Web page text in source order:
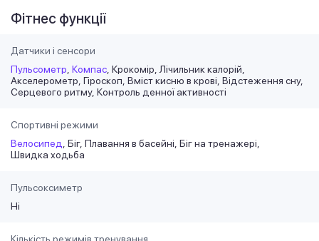
Фітнес функції
Датчики і сенсори
Пульсометр Компас Крокомір Лічильник калорій
Акселерометр Гіроскоп Вміст кисню в крові Відстеження сну
Серцевого ритму Контроль денної активності
Спортивні режими
Велосипед
Біг Плавання в басейні Біг на тренажері
Швидка ходьба
Пульсоксиметр
Ні
Кількість режимів тренування